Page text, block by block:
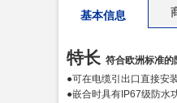
基本信息
特长 符合欧洲标准的
●可在电缆引出口直接安
●嵌合时具有IP67级防水